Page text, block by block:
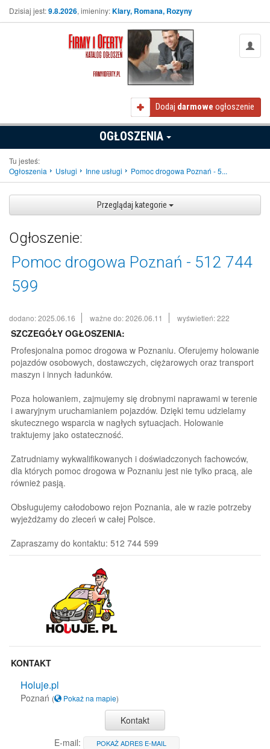
Dzisiaj jest:9.8.2026, imieniny:Klary, Romana, Rozyny
Dodaj darmowe ogłoszenie
OGŁOSZENIA
Tu jesteś:
Ogłoszenia
Usługi Inne usługi Pomoc drogowa Poznań - 5...
Przeglądaj kategorie
Ogłoszenie:
Pomoc drogowa Poznań - 512 744
599
dodano: 2025.06.16 ważne do: 2026.06.11 wyświetleń: 222
SZCZEGÓŁY OGŁOSZENIA:
Profesjonalna pomoc drogowa w Poznaniu. Oferujemy holowanie
pojazdów osobowych, dostawczych, ciężarowych oraz transport
maszyn i innych ładunków.
Poza holowaniem, zajmujemy się drobnymi naprawami w terenie
i awaryjnym uruchamianiem pojazdów. Dzięki temu udzielamy
skutecznego wsparcia w nagłych sytuacjach. Holowanie
traktujemy jako ostateczność.
Zatrudniamy wykwalifikowanych i doświadczonych fachowców,
dla których pomoc drogowa w Poznaniu jest nie tylko pracą, ale
również pasją.
Obsługujemy całodobowo rejon Poznania, ale w razie potrzeby
wyjeżdżamy do zleceń w całej Polsce.
Zapraszamy do kontaktu: 512 744 599
KONTAKT
Holuje.pl
Poznań ( Pokaż na mapie)
Kontakt
E-mail:
POKAŻ ADRES E-MAIL